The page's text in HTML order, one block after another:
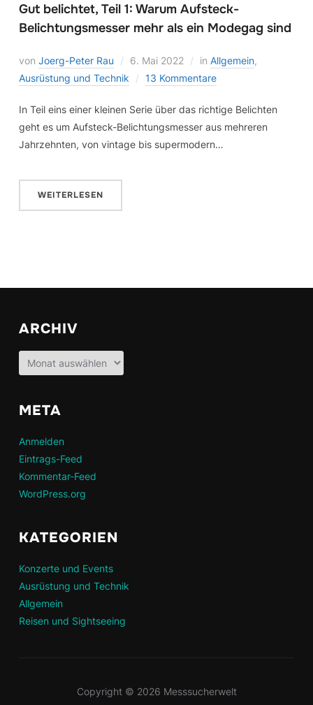
Gut belichtet, Teil 1: Warum Aufsteck-
Belichtungsmesser mehr als ein Modegag sind
von Joerg-Peter Rau 6. Mai 2022 in Allgemein,
Ausrüstung und Technik
13 Kommentare
In Teil eins einer kleinen Serie über das richtige Belichten
geht es um Aufsteck-Belichtungsmesser aus mehreren
Jahrzehnten, von vintage bis supermodern…
WEITERLESEN
ARCHIV
Archiv
META
Anmelden
Eintrags-Feed
Kommentar-Feed
WordPress.org
KATEGORIEN
Konzerte und Events
Ausrüstung und Technik
Allgemein
Reisen und Sightseeing
Copyright © 2026 Messsucherwelt